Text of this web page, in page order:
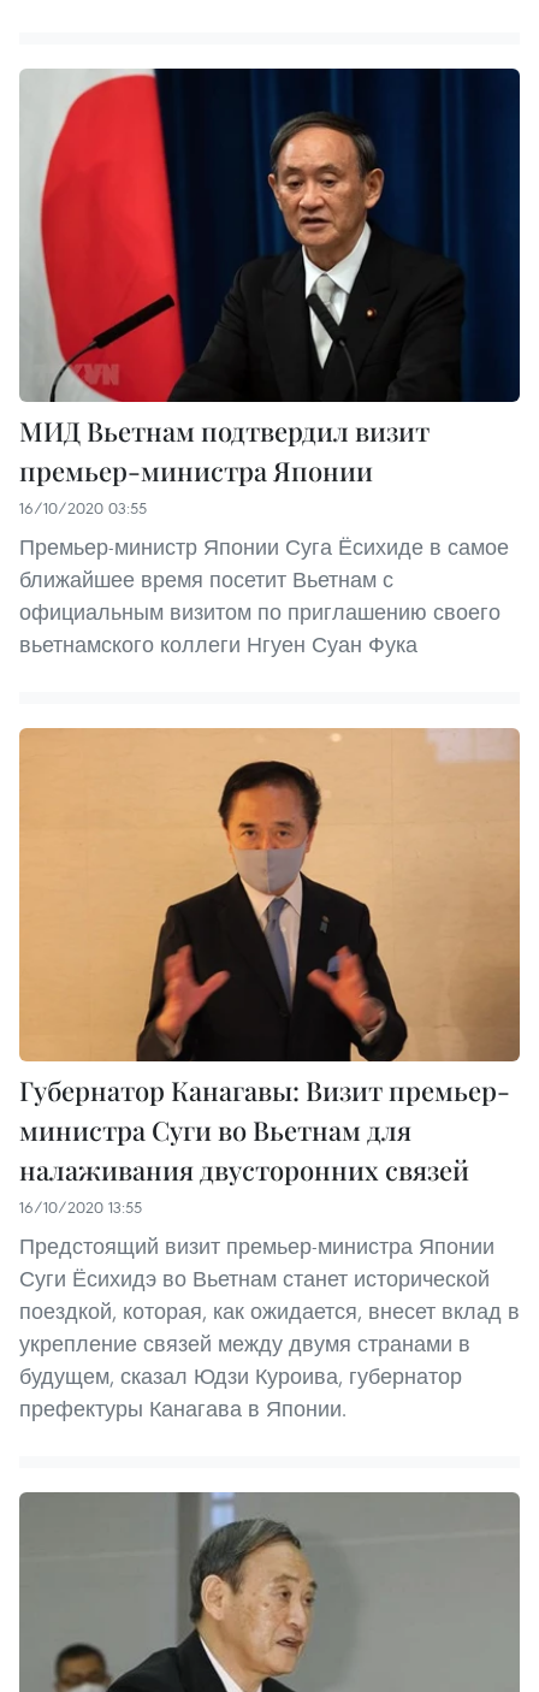
МИД Вьетнам подтвердил визит
премьер-министра Японии
16/10/2020 03:55
Премьер-министр Японии Суга Ёсихиде в самое
ближайшее время посетит Вьетнам с
официальным визитом по приглашению своего
вьетнамского коллеги Нгуен Суан Фука
Губернатор Канагавы: Визит премьер-
министра Суги во Вьетнам для
налаживания двусторонних связей
16/10/2020 13:55
Предстоящий визит премьер-министра Японии
Суги Ёсихидэ во Вьетнам станет исторической
поездкой, которая, как ожидается, внесет вклад в
укрепление связей между двумя странами в
будущем, сказал Юдзи Куроива, губернатор
префектуры Канагава в Японии.